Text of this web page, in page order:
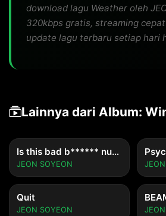
download lagu Weather oleh
320kbps gratis, streaming
update lagu terbaru setiap hari
Lainnya dari Album:
Is this bad b****** number? (Feat. BIBI, Lee Young Jiâ€‹)
JEON SOYEON
Quit
JEON SOYEON